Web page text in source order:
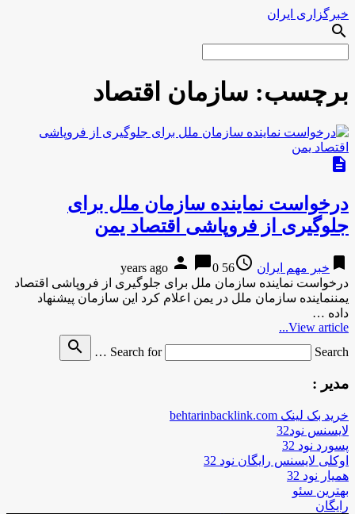
خبرگزاری ایران
search
برچسب: سازمان اقتصاد
description
درخواست نماینده سازمان ملل برای
جلوگیری از فروپاشی اقتصاد یمن
bookmark خبر مهم ایران access_time
56 years ago
person chat_bubble0
درخواست نماینده سازمان ملل برای جلوگیری از فروپاشی اقتصاد
یمننماینده سازمان ملل در یمن اعلام کرد این سازمان پیشنهاد
داده …
View article...
Search for
Search …
search
مدیر :
خرید بک لینک behtarinbacklink.com
لایسنس نود32
پسورد نود 32
اوکلی لایسنس رایگان نود 32
همیار نود 32
بهترین سئو
رایگان